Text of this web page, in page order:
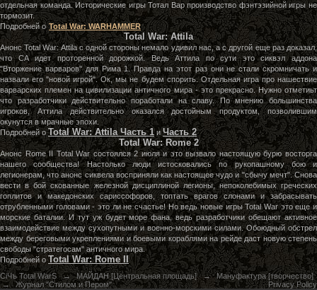
отдельная команда. Исторические игры Тотал Вар производство фэнтэзийной игры не
тормозит.
Подробней о Total War: WARHAMMER
Total War: Attila
Анонс Total War: Attila с одной стороны немало удивил нас, а с другой еще раз доказал,
что СА идет проторенной дорожкой. Ведь Аттила по сути это сиквэл аддона
"Вторжение варваров" для Рима 1. Правда на этот раз они не стали скромничать и
назвали его "новой игрой". Ок, мы не будем спорить. Отдельная игра про нашествие
варварских племен на цивилизации античного мира - это прекрасно. Нужно отметиьт
что разработчики действительно поработали на славу. По мнению большинства
игроков, Аттила действительно оказался достойным продуктом, позволившим
окунутся в мрачные эпохи.
Подробней оTotal War: Attila Часть 1и Часть 2
Total War: Rome 2
Анонс Rome II Total War состоялся 2 июля и это вызвало настоящую бурю восторга
нашего сообщества! Настолько люди истосковались по рукопашному бою и
легионерам, что анонс сиквела восприняли как настоящее чудо и "сбычу мечт". Снова
вести в бой скованные железной дисциплиной легионы, непоколебимых греческих
гоплитов и македонских сариссофоров, топтать врагов слонами и забрасывать
отрубленными головами - это ли не счастье! Но ведь новые игры Total War это еще и
морские баталии. И тут уж будет море фана, ведь разработчики обещают активное
взаимодействие между сухопутными и военно-морскими силами. Обоюдный обстрел
между береговыми укреплениями и боевыми кораблями на рейде даст новую степень
свободы "стратегосам" античного мира.
Подробней оTotal War: Rome II
СiЧъ Total WarS → МАЙДАН [Центральная площадь] →
Мануфактура [творчество]
→
Журнал "Стилом и Пером"
Privacy Policy